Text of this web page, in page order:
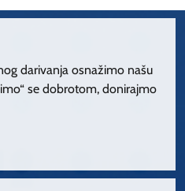
darivanja osnažimo našu
se dobrotom, donirajmo